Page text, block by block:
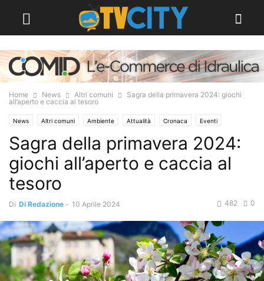
Home News Altri comuni
Sagra della primavera 2024: giochi
all’aperto e caccia al tesoro
News Altri comuni Ambiente Attualità Cronaca Eventi
Info Utili News Regione
Sagra della primavera 2024:
giochi all’aperto e caccia al
tesoro
Di Di Redazione - 10 Aprile 2024 0
482